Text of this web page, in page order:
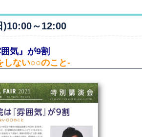
)10:00～12:00
気』が9割
しない○○のこと-